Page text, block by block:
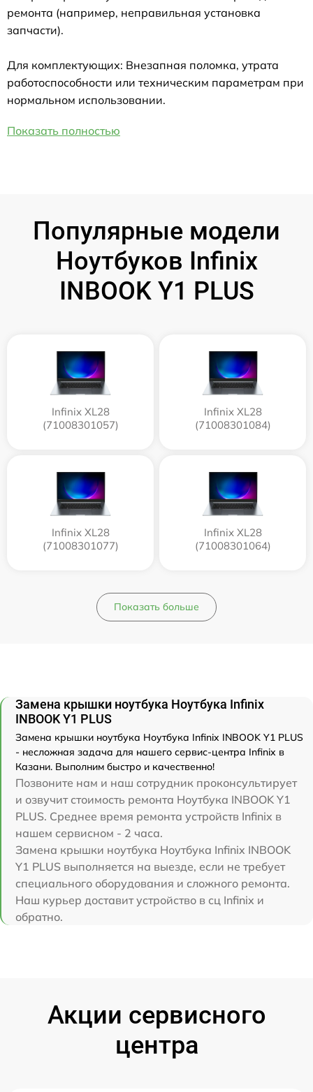
ремонта (например, неправильная установка
запчасти).
Для комплектующих: Внезапная поломка, утрата
работоспособности или техническим параметрам при
нормальном использовании.
Показать полностью
Популярные модели
Ноутбуков Infinix
INBOOK Y1 PLUS
Infinix XL28
(71008301057)
Infinix XL28
(71008301084)
Infinix XL28
(71008301077)
Infinix XL28
(71008301064)
Показать больше
Замена крышки ноутбука Ноутбука Infinix
INBOOK Y1 PLUS
Замена крышки ноутбука Ноутбука Infinix INBOOK Y1 PLUS
- несложная задача для нашего сервис-центра Infinix в
Казани. Выполним быстро и качественно!
Позвоните нам и наш сотрудник проконсультирует
и озвучит стоимость ремонта Ноутбука INBOOK Y1
PLUS. Среднее время ремонта устройств Infinix в
нашем сервисном - 2 часа.
Замена крышки ноутбука Ноутбука Infinix INBOOK
Y1 PLUS выполняется на выезде, если не требует
специального оборудования и сложного ремонта.
Наш курьер доставит устройство в сц Infinix и
обратно.
Акции сервисного
центра